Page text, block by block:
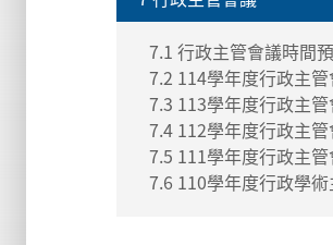
7.1 行政主管會議時間
7.2 114學年度行政主
7.3 113學年度行政主
7.4 112學年度行政主
7.5 111學年度行政主
7.6 110學年度行政學